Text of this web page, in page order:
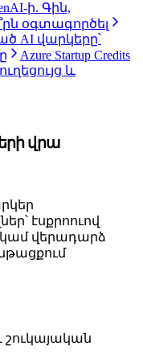
ի. Գին,
օգտագործել
AI վարկերը՝
Azure Startup Credits
և
վրա
էսքրոուով
վերադարձ
շուկայական